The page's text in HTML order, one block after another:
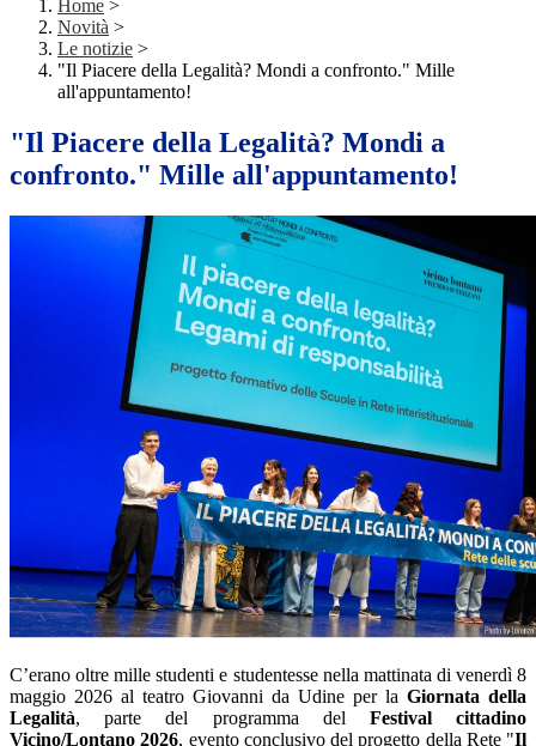
Home >
Novità >
Le notizie >
"Il Piacere della Legalità? Mondi a confronto." Mille
all'appuntamento!
"Il Piacere della Legalità? Mondi a
confronto." Mille all'appuntamento!
C’erano oltre mille studenti e studentesse nella mattinata di venerdì 8
maggio 2026 al teatro Giovanni da Udine per la Giornata della
Legalità, parte del programma del Festival cittadino
Vicino/Lontano 2026, evento conclusivo del progetto della Rete "Il